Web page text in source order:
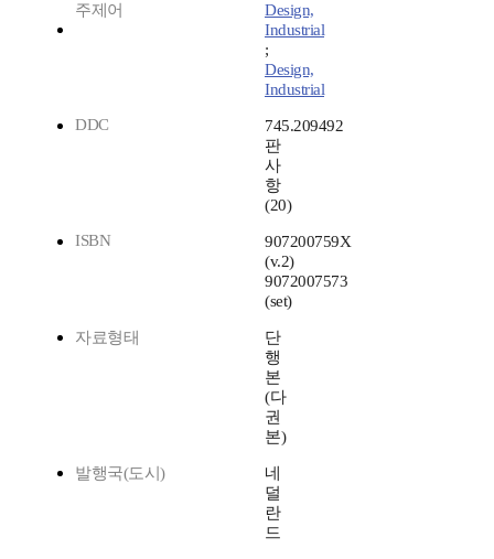
주제어
Design,
Industrial
;
Design,
Industrial
DDC
745.209492
판
사
항
(20)
ISBN
907200759X
(v.2)
9072007573
(set)
자료형태
단
행
본
(다
권
본)
발행국(도시)
네
덜
란
드